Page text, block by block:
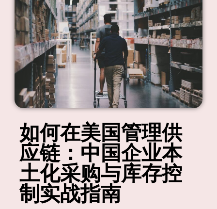
如何在美国管理供
应链：中国企业本
土化采购与库存控
制实战指南